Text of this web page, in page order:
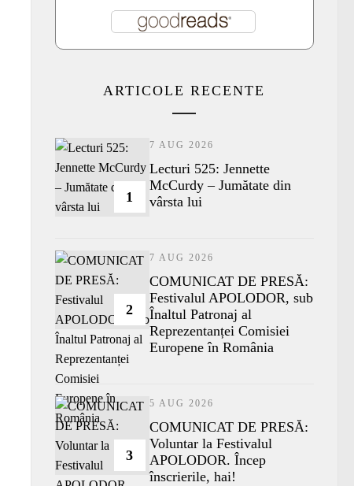
ARTICOLE RECENTE
1
7 AUG 2026
Lecturi 525: Jennette
McCurdy – Jumătate din
vârsta lui
2
7 AUG 2026
COMUNICAT DE PRESĂ:
Festivalul APOLODOR, sub
Înaltul Patronaj al
Reprezentanței Comisiei
Europene în România
3
5 AUG 2026
COMUNICAT DE PRESĂ:
Voluntar la Festivalul
APOLODOR. Încep
înscrierile, hai!